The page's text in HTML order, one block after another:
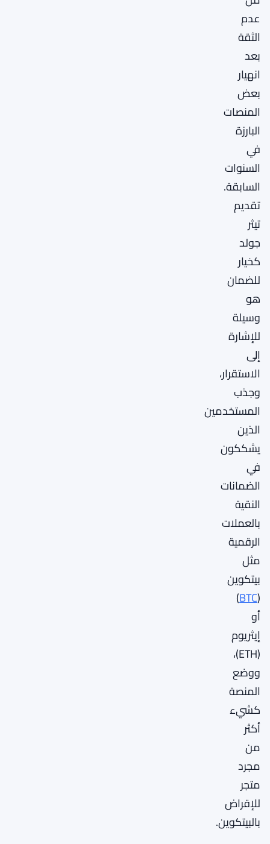
عدم
الثقة
بعد
انهيار
بعض
المنصات
البارزة
في
السنوات
السابقة.
تقديم
تيثر
جولد
كخيار
للضمان
هو
وسيلة
للإشارة
إلى
الاستقرار،
وجذب
المستخدمين
الذين
يشككون
في
الضمانات
النقية
بالعملات
الرقمية
مثل
بيتكوين
(
BTC
)
أو
إيثريوم
(ETH)،
ووضع
المنصة
كشيء
أكثر
من
مجرد
متجر
للإقراض
بالبيتكوين.